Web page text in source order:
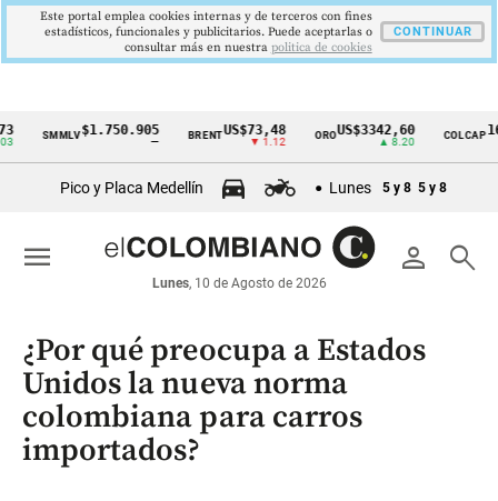
Cintillo
económicos
Colombia
SMMLV$1.750.905 BRENT US$73,48
▼ 1.12
ORO US$3342,60 COLCAP
Pico y Placa Medellín Lunes 5 y 8 5 y 8
person search
Lunes, 10 de Agosto de 2026
menu
¿Por qué preocupa a Estados
Unidos la nueva norma
colombiana para carros
importados?
Este portal emplea cookies internas y de terceros con fines
estadísticos, funcionales y publicitarios. Puede aceptarlas o
consultar más en nuestra politica de cookies
CONTINUAR